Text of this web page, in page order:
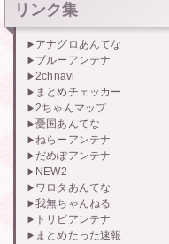
リンク集
アナグロあんてな
ブルーアンテナ
2chnavi
まとめチェッカー
2ちゃんマップ
憂国あんてな
ねらーアンテナ
だめぽアンテナ
NEW2
ワロタあんてな
我無ちゃんねる
トリビアンテナ
まとめたった速報